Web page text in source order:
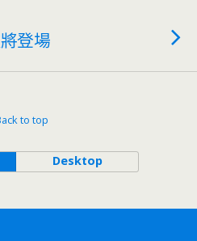
登場
to top
Desktop